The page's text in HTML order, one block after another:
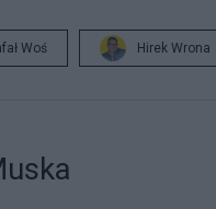
Woś Hirek Wrona